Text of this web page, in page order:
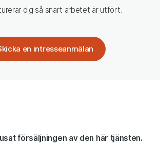
dig så snart arbetet är utfört.
en intresseanmälan
försäljningen av den här tjänsten.